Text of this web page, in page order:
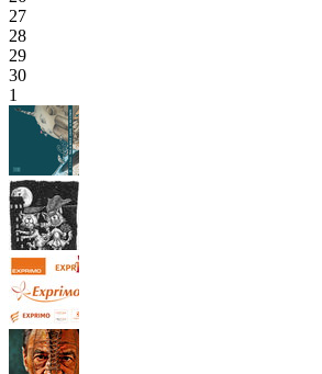
27
28
29
30
1